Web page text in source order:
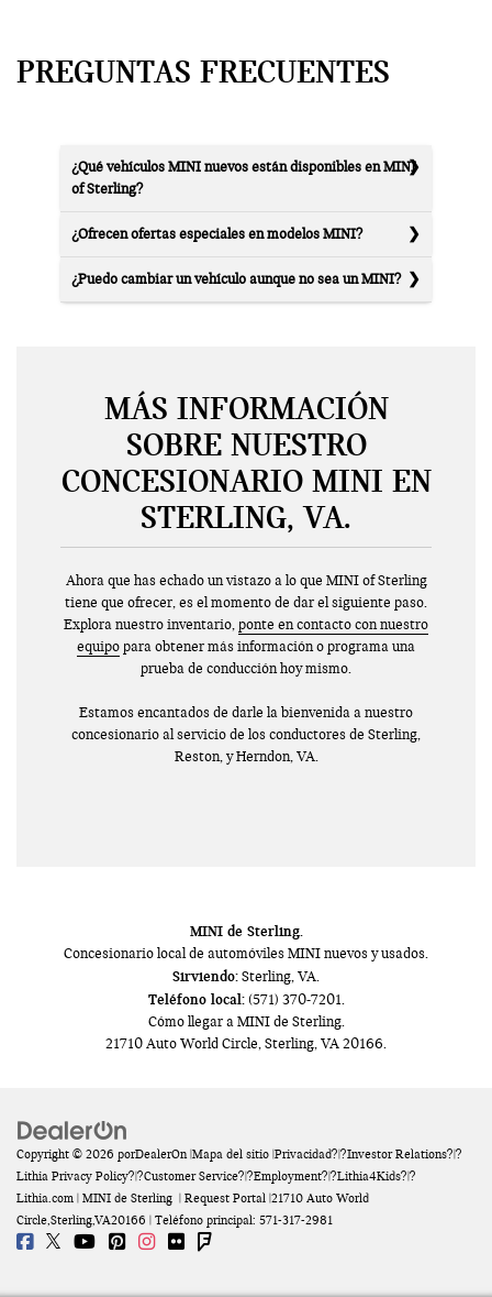
PREGUNTAS FRECUENTES
¿Qué vehículos MINI nuevos están disponibles en MINI
of Sterling?
¿Ofrecen ofertas especiales en modelos MINI?
¿Puedo cambiar un vehículo aunque no sea un MINI?
MÁS INFORMACIÓN
SOBRE NUESTRO
CONCESIONARIO MINI EN
STERLING, VA.
Ahora que has echado un vistazo a lo que MINI of Sterling
tiene que ofrecer, es el momento de dar el siguiente paso.
Explora nuestro inventario, ponte en contacto con nuestro
equipo para obtener más información o programa una
prueba de conducción hoy mismo.
Estamos encantados de darle la bienvenida a nuestro
concesionario al servicio de los conductores de Sterling,
Reston, y Herndon, VA.
MINI de Sterling.
Concesionariolocal de automóvilesMINInuevos y usados.
Sirviendo:Sterling, VA.
Teléfono local: (571) 370-7201.
Cómo llegar a MINI de Sterling.
21710 Auto World Circle,Sterling,VA20166.
Copyright © 2026 porDealerOn |Mapa del sitio |Privacidad?|?Investor Relations?|?
Lithia Privacy Policy?|?Customer Service?|?Employment?|?Lithia4Kids?|?
Lithia.com | MINI de Sterling | Request Portal |21710 Auto World
Circle, Sterling,VA20166 | Teléfono principal: 571-317-2981